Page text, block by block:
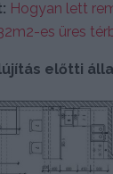
Hogyan lett
es üres
előtti